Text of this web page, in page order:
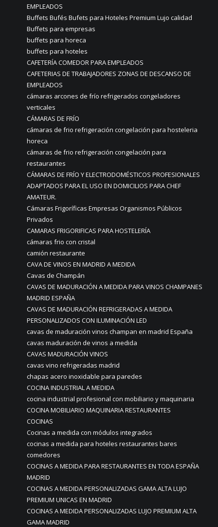
EMPLEADOS
Buffets Bufés Bufets para Hoteles Premium Lujo calidad
Buffets para empresas
buffets para horeca
buffets para hoteles
CAFETERÍA COMEDOR PARA EMPLEADOS
CAFETERIAS DE TRABAJADORES ZONAS DE DESCANSO DE
EMPLEADOS
cámaras arcones de frío refrigerados congeladores
verticales
CÁMARAS DE FRÍO
cámaras de frio refrigeración congelación para hosteleria
horeca
cámaras de frio refrigeración congelación para
restaurantes
CÁMARAS DE FRÍO Y ELECTRODOMÉSTICOS PROFESIONALES
ADAPTADOS PARA EL USO EN DOMICILIOS PARA CHEF
AMATEUR.
Cámaras Frigoríficas Empresas Organismos Públicos
Privados
CAMARAS FRIGORIFICAS PARA HOSTELERÍA
cámaras frio con cristal
camión restaurante
CAVA DE VINOS EN MADRID A MEDIDA
Cavas de Champán
CAVAS DE MADURACIÓN A MEDIDA PARA VINOS CHAMPANES
MADRID ESPAÑA
CAVAS DE MADURACIÓN REFRIGERADAS A MEDIDA
PERSONALIZADOS CON ILUMINACIÓN LED
cavas de maduración vinos champan en madrid España
cavas maduración de vinos a medida
CAVAS MADURACIÓN VINOS
cavas vino refrigeradas madrid
chapas acero inoxidable para paredes
COCINA INDUSTRIAL A MEDIDA
cocina industrial profesional con mobiliario y maquinaria
COCINA MOBILIARIO MAQUINARIA RESTAURANTES
COCINAS
Cocinas a medida con módulos integrados
cocinas a medida para hoteles restaurantes bares
comedores
COCINAS A MEDIDA PARA RESTAURANTES EN TODA ESPAÑA
MADRID
COCINAS A MEDIDA PERSONALIZADAS GAMA ALTA LUJO
PREMIUM UNICAS EN MADRID
COCINAS A MEDIDA PERSONALIZADAS LUJO PREMIUM ALTA
GAMA MADRID